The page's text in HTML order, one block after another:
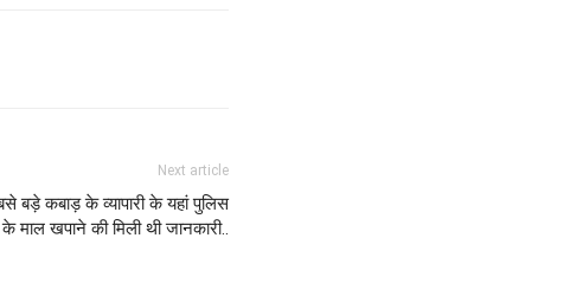
Next article
बड़े कबाड़ के व्यापारी के यहां पुलिस
के माल खपाने की मिली थी जानकारी..